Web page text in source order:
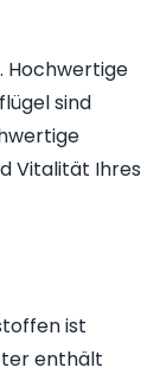
Hochwertige
sind
Vitalität Ihres
ist
enthält